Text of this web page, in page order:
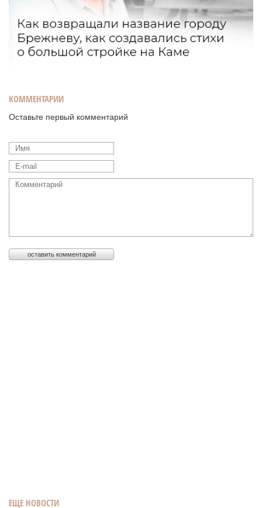
ЕЩЕ НОВОСТИ
КОММЕНТАРИИ
Оставьте первый комментарий